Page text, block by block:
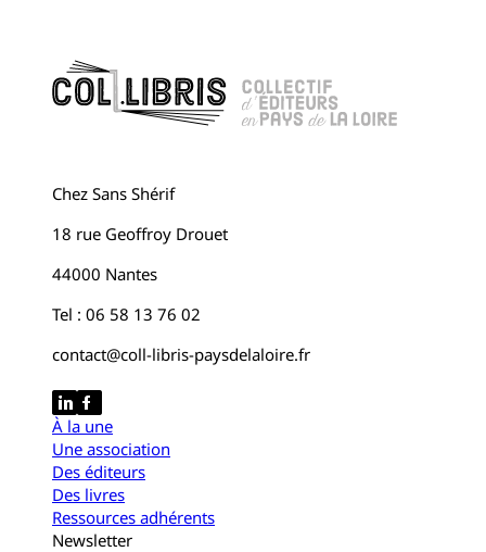
Chez Sans Shérif
18 rue Geoffroy Drouet
44000 Nantes
Tel : 06 58 13 76 02
contact@coll-libris-paysdelaloire.fr
À la une
Une association
Des éditeurs
Des livres
Ressources adhérents
Newsletter